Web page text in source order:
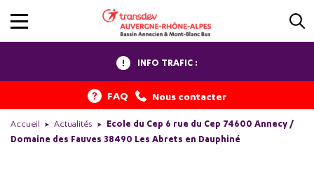
INFO TRAFIC :
FAQ Nous contacter
Accueil Actualités
Ecole du Cep 6 rue du Cep 74600 Annecy /
Domaine des Fauves 38490 Les Abrets en Dauphiné